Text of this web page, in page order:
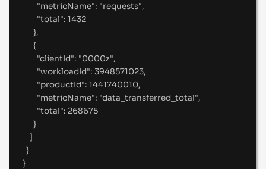
"metricName": "requests",
"total": 1432
},
{
"clientId": "0000z",
"workloadId": 3948571023,
"productId": 1441740010,
"metricName": "data_transferred_total",
"total": 268675
}
]
}
}